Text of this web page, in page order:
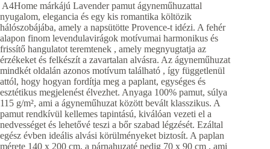
A4Home márkájú Lavender pamut ágyneműhuzattal
nyugalom, elegancia és egy kis romantika költözik
hálószobájába, amely a napsütötte Provence-t idézi. A fehér
alapon finom levendulavirágok motívumai harmonikus és
frissítő hangulatot teremtenek , amely megnyugtatja az
érzékeket és felkészít a zavartalan alvásra. Az ágyneműhuzat
mindkét oldalán azonos motívum található , így függetlenül
attól, hogy hogyan fordítja meg a paplant, egységes és
esztétikus megjelenést élvezhet. Anyaga 100% pamut, súlya
115 g/m², ami a ágyneműhuzat között bevált klasszikus. A
pamut rendkívül kellemes tapintású, kiválóan vezeti el a
nedvességet és lehetővé teszi a bőr szabad légzését. Ezáltal
egész évben ideális alvási körülményeket biztosít. A paplan
mérete 140 x 200 cm, a párnahuzaté pedig 70 x 90 cm , ami